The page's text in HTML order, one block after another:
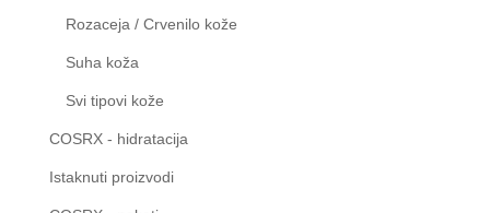
Rozaceja / Crvenilo kože
Suha koža
Svi tipovi kože
COSRX - hidratacija
Istaknuti proizvodi